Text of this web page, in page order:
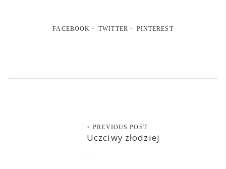
FACEBOOK TWITTER PINTEREST
< PREVIOUS POST
Uczciwy złodziej